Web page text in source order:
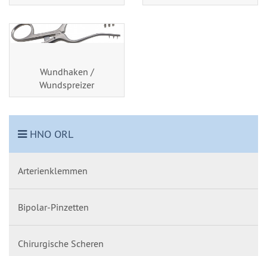
Wundhaken /
Wundspreizer
HNO ORL
Arterienklemmen
Bipolar-Pinzetten
Chirurgische Scheren